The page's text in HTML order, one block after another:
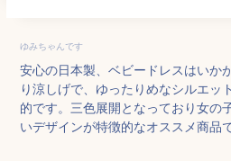
ゆみちゃんです
安心の日本製、ベビードレスはいか
り涼しげで、ゆったりめなシルエッ
的です。三色展開となっており女の
いデザインが特徴的なオススメ商品